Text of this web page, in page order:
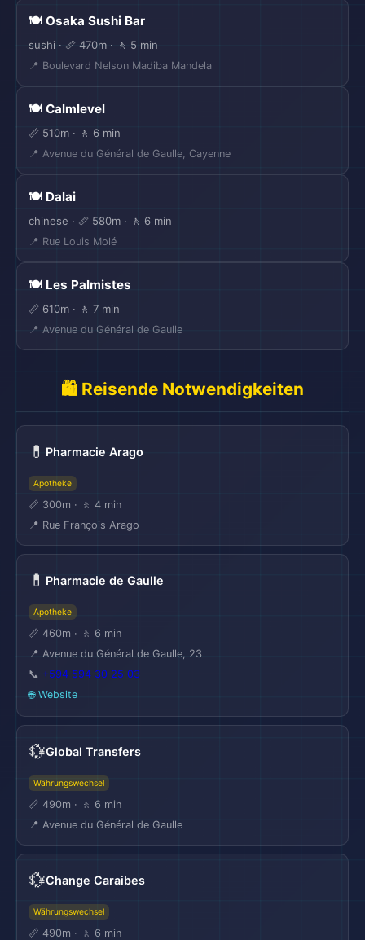
🍽️ Osaka Sushi Bar
sushi · 📏 470m · 🚶 5 min
📍 Boulevard Nelson Madiba Mandela
🍽️ Calmlevel
📏 510m · 🚶 6 min
📍 Avenue du Général de Gaulle, Cayenne
🍽️ Dalai
chinese · 📏 580m · 🚶 6 min
📍 Rue Louis Molé
🍽️ Les Palmistes
📏 610m · 🚶 7 min
📍 Avenue du Général de Gaulle
🛍️ Reisende Notwendigkeiten
💊 Pharmacie Arago
Apotheke
📏 300m · 🚶 4 min
📍 Rue François Arago
💊 Pharmacie de Gaulle
Apotheke
📏 460m · 🚶 6 min
📍 Avenue du Général de Gaulle, 23
📞 +594 594 30 25 03
🌐 Website
💱Global Transfers
Währungswechsel
📏 490m · 🚶 6 min
📍 Avenue du Général de Gaulle
💱Change Caraibes
Währungswechsel
📏 490m · 🚶 6 min